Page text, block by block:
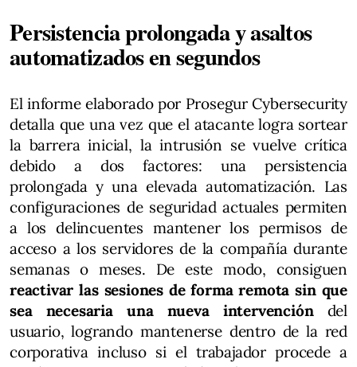
Persistencia prolongada y asaltos
automatizados en segundos
El informe elaborado por Prosegur Cybersecurity
detalla que una vez que el atacante logra sortear
la barrera inicial, la intrusión se vuelve crítica
debido a dos factores: una persistencia
prolongada y una elevada automatización. Las
configuraciones de seguridad actuales permiten
a los delincuentes mantener los permisos de
acceso a los servidores de la compañía durante
semanas o meses. De este modo, consiguen
reactivar las sesiones de forma remota sin que
sea necesaria una nueva intervencióndel
usuario, logrando mantenerse dentro de la red
corporativa incluso si el trabajador procede a